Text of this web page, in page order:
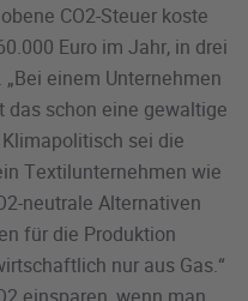
CO2-Steuer koste
Euro im Jahr, in drei
einem Unternehmen
das schon eine gewaltige
sei die
Textilunternehmen wie
neutrale Alternativen
für die Produktion
nur aus Gas.“